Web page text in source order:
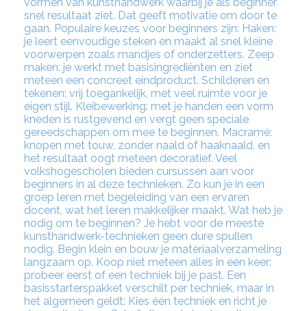
snel resultaat ziet. Dat geeft motivatie om door te
gaan. Populaire keuzes voor beginners zijn: Haken:
je leert eenvoudige steken en maakt al snel kleine
voorwerpen zoals mandjes of onderzetters. Zeep
maken: je werkt met basisingrediënten en ziet
meteen een concreet eindproduct. Schilderen en
tekenen: vrij toegankelijk, met veel ruimte voor je
eigen stijl. Kleibewerking: met je handen een vorm
kneden is rustgevend en vergt geen speciale
gereedschappen om mee te beginnen. Macramé:
knopen met touw, zonder naald of haaknaald, en
het resultaat oogt meteen decoratief. Veel
volkshogescholen bieden cursussen aan voor
beginners in al deze technieken. Zo kun je in een
groep leren met begeleiding van een ervaren
docent, wat het leren makkelijker maakt. Wat heb je
nodig om te beginnen? Je hebt voor de meeste
kunsthandwerk-technieken geen dure spullen
nodig. Begin klein en bouw je materiaalverzameling
langzaam op. Koop niet meteen alles in één keer:
probeer eerst of een techniek bij je past. Een
basisstarterspakket verschilt per techniek, maar in
het algemeen geldt: Kies één techniek en richt je